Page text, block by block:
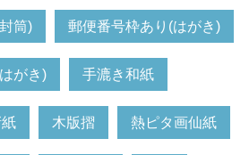
筒) 郵便番号枠あり(はがき)
がき) 手漉き和紙
木版摺 熱ピタ画仙紙